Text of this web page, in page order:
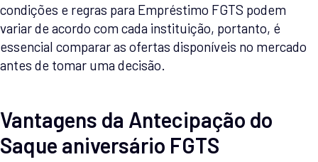
condições e regras para Empréstimo FGTS podem
variar de acordo com cada instituição, portanto, é
essencial comparar as ofertas disponíveis no mercado
antes de tomar uma decisão.
Vantagens da Antecipação do
Saque aniversário FGTS